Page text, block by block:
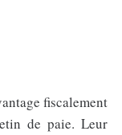
fiscalement
de paie. Leur